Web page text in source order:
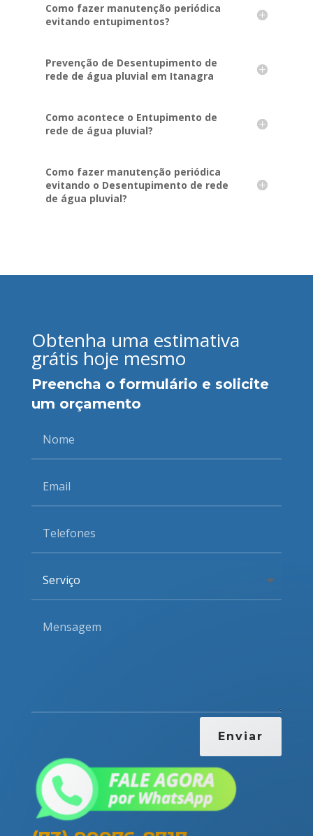
Como fazer manutenção periódica
evitando entupimentos?
Prevenção de Desentupimento de
rede de água pluvial em Itanagra
Como acontece o Entupimento de
rede de água pluvial?
Como fazer manutenção periódica
evitando o Desentupimento de rede
de água pluvial?
Obtenha uma estimativa
grátis hoje mesmo
Preencha o formulário e solicite
um orçamento
Enviar